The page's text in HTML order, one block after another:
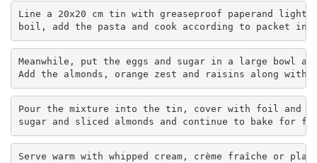
Line a 20x20 cm tin with greaseproof paperand
boil, add the pasta and cook according to packet
Meanwhile, put the eggs and sugar in a large bowl
Add the almonds, orange zest and raisins along
Pour the mixture into the tin, cover with foil and
sugar and sliced almonds and continue to bake for
Serve warm with whipped cream, crème fraîche or